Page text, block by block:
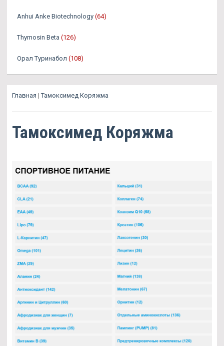
Anhui Anke Biotechnology (64)
Thymosin Beta (126)
Орал Туринабол (108)
Главная |Тамоксимед Коряжма
Тамоксимед Коряжма